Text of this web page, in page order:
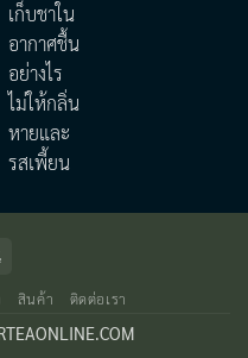
เก็บชาใน
อากาศชื้น
อย่างไร
ไม่ให้กลิ่น
หายและ
รสเพี้ยน
สินค้า ติดต่อเรา